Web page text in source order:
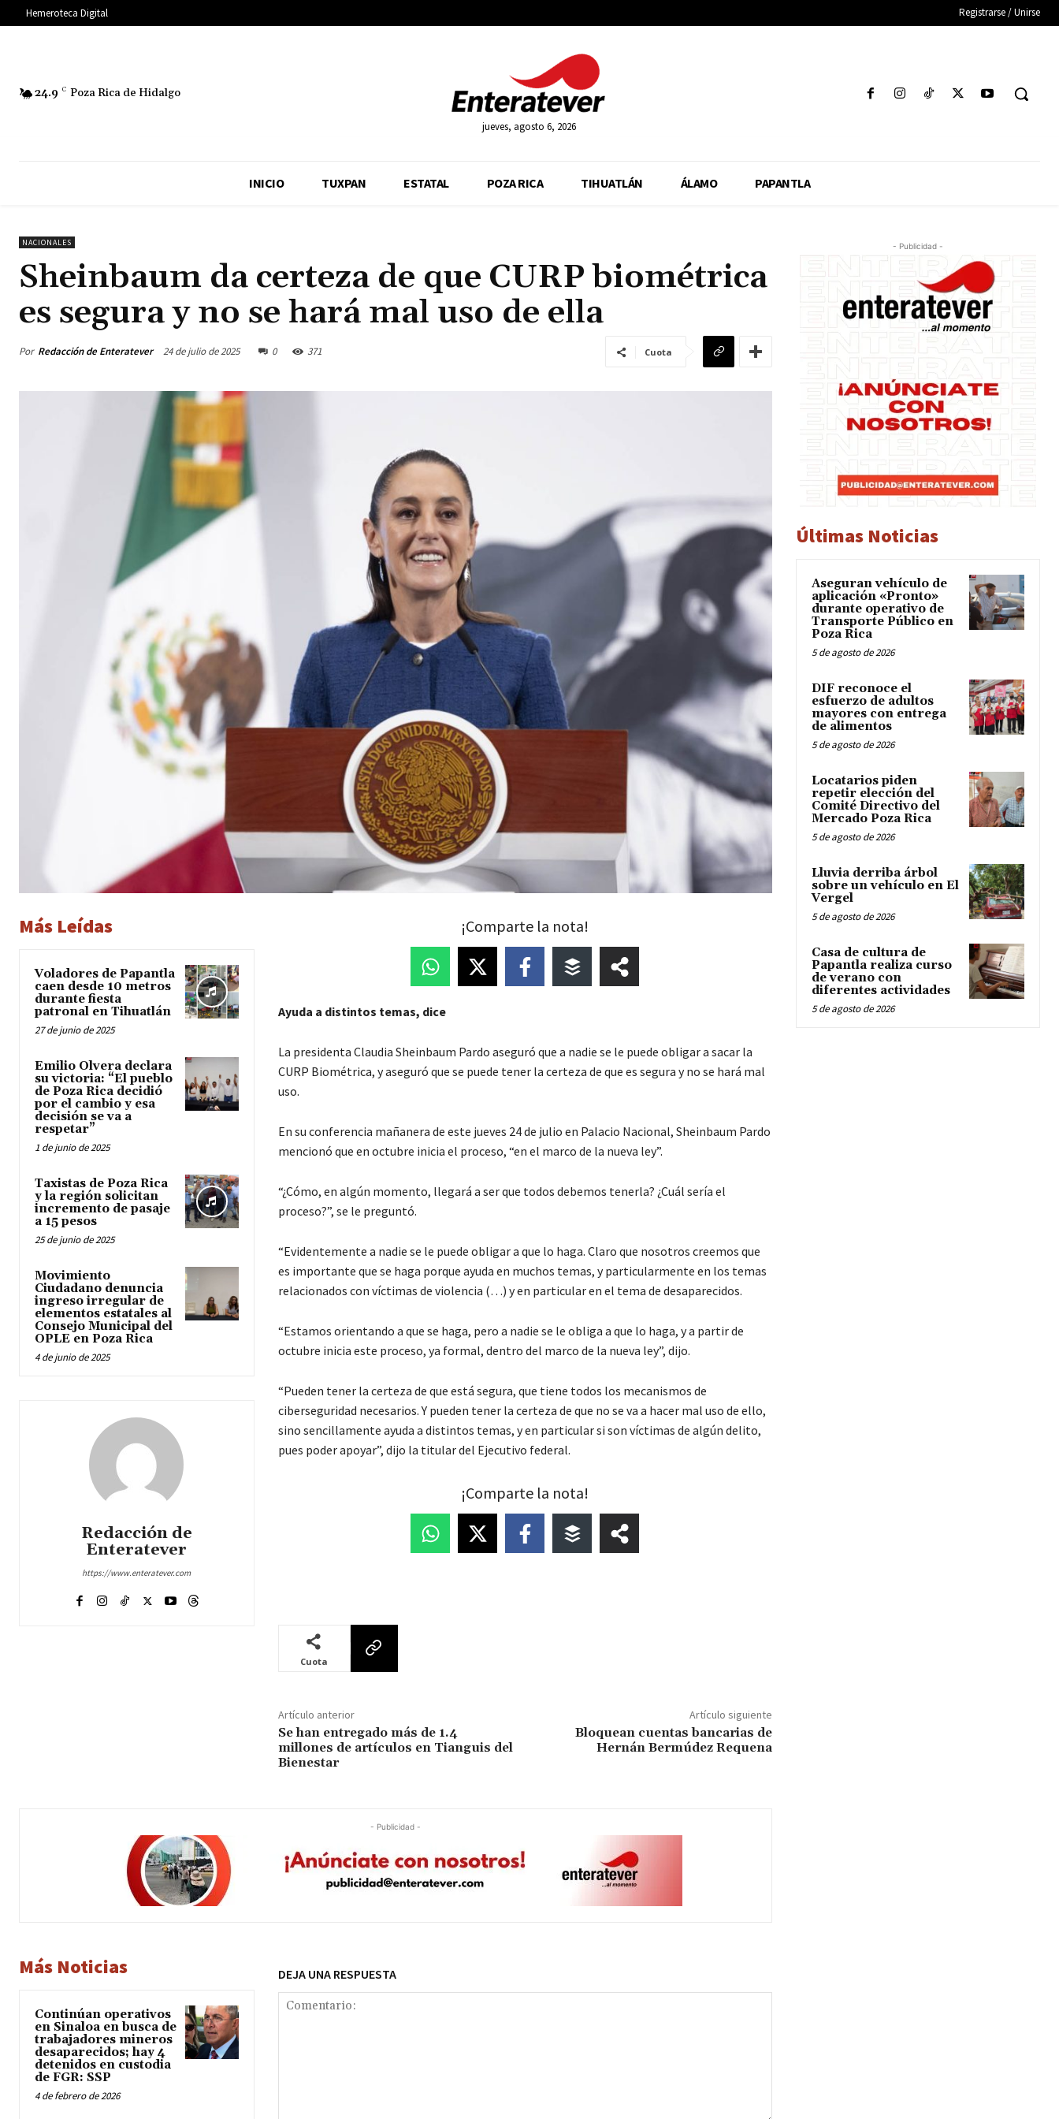
Hemeroteca Digital Registrarse / Unirse
24.9 C Poza Rica de Hidalgo
jueves, agosto 6, 2026
INICIO TUXPAN ESTATAL POZA RICA TIHUATLÁN ÁLAMO PAPANTLA
NACIONALES
Sheinbaum da certeza de que CURP biométrica
es segura y no se hará mal uso de ella
Por Redacción de Enteratever 24 de julio de 2025 0 371 Cuota
Más Leídas
Voladores de Papantla
caen desde 10 metros
durante fiesta
patronal en Tihuatlán
27 de junio de 2025
Emilio Olvera declara
su victoria: “El pueblo
de Poza Rica decidió
por el cambio y esa
decisión se va a
respetar”
1 de junio de 2025
Taxistas de Poza Rica
y la región solicitan
incremento de pasaje
a 15 pesos
25 de junio de 2025
Movimiento
Ciudadano denuncia
ingreso irregular de
elementos estatales al
Consejo Municipal del
OPLE en Poza Rica
4 de junio de 2025
Redacción de
Enteratever
https://www.enteratever.com
¡Comparte la nota!
Ayuda a distintos temas, dice
La presidenta Claudia Sheinbaum Pardo aseguró que a nadie se le puede obligar a sacar la
CURP Biométrica, y aseguró que se puede tener la certeza de que es segura y no se hará mal
uso.
En su conferencia mañanera de este jueves 24 de julio en Palacio Nacional, Sheinbaum Pardo
mencionó que en octubre inicia el proceso, “en el marco de la nueva ley”.
“¿Cómo, en algún momento, llegará a ser que todos debemos tenerla? ¿Cuál sería el
proceso?”, se le preguntó.
“Evidentemente a nadie se le puede obligar a que lo haga. Claro que nosotros creemos que
es importante que se haga porque ayuda en muchos temas, y particularmente en los temas
relacionados con víctimas de violencia (…) y en particular en el tema de desaparecidos.
“Estamos orientando a que se haga, pero a nadie se le obliga a que lo haga, y a partir de
octubre inicia este proceso, ya formal, dentro del marco de la nueva ley”, dijo.
“Pueden tener la certeza de que está segura, que tiene todos los mecanismos de
ciberseguridad necesarios. Y pueden tener la certeza de que no se va a hacer mal uso de ello,
sino sencillamente ayuda a distintos temas, y en particular si son víctimas de algún delito,
pues poder apoyar”, dijo la titular del Ejecutivo federal.
¡Comparte la nota!
Cuota
Artículo anterior
Se han entregado más de 1.4
millones de artículos en Tianguis del
Bienestar
Artículo siguiente
Bloquean cuentas bancarias de
Hernán Bermúdez Requena
- Publicidad -
Más Noticias
Continúan operativos
en Sinaloa en busca de
trabajadores mineros
desaparecidos; hay 4
detenidos en custodia
de FGR: SSP
4 de febrero de 2026
DEJA UNA RESPUESTA
- Publicidad -
Últimas Noticias
Aseguran vehículo de
aplicación «Pronto»
durante operativo de
Transporte Público en
Poza Rica
5 de agosto de 2026
DIF reconoce el
esfuerzo de adultos
mayores con entrega
de alimentos
5 de agosto de 2026
Locatarios piden
repetir elección del
Comité Directivo del
Mercado Poza Rica
5 de agosto de 2026
Lluvia derriba árbol
sobre un vehículo en El
Vergel
5 de agosto de 2026
Casa de cultura de
Papantla realiza curso
de verano con
diferentes actividades
5 de agosto de 2026